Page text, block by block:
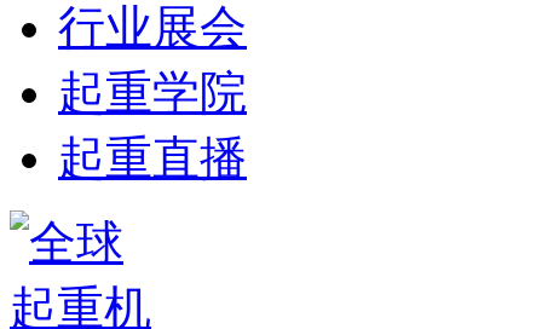
行业展会
起重学院
起重直播